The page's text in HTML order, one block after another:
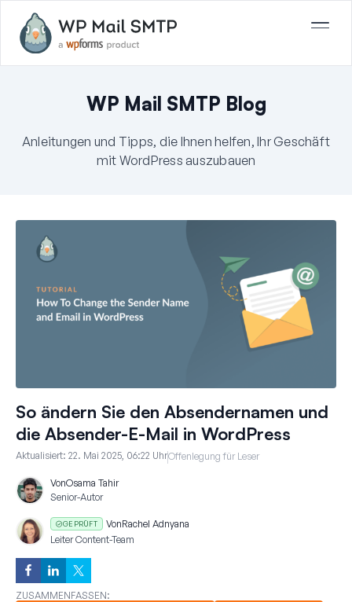
WP Mail SMTP Blog
Anleitungen und Tipps, die Ihnen helfen, Ihr Geschäft
mit WordPress auszubauen
So ändern Sie den Absendernamen und
die Absender-E-Mail in WordPress
Aktualisiert: 22. Mai 2025, 06:22 UhrOffenlegung für Leser
VonOsama Tahir
Senior-Autor
GEPRÜFT VonRachel Adnyana
Leiter Content-Team
ZUSAMMENFASSEN: